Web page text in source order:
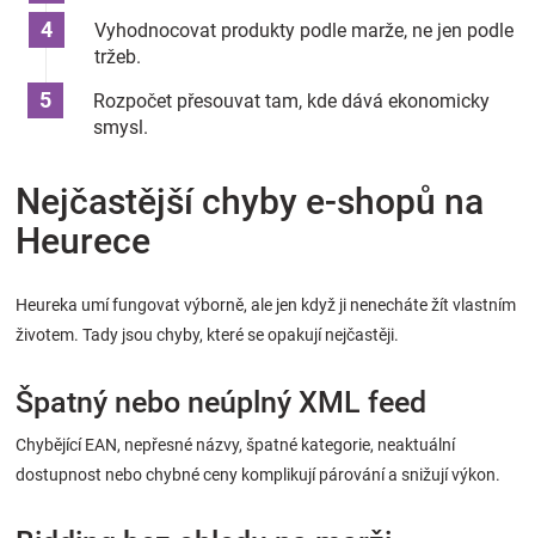
Vyhodnocovat produkty podle marže, ne jen podle
tržeb.
Rozpočet přesouvat tam, kde dává ekonomicky
smysl.
Nejčastější chyby e-shopů na
Heurece
Heureka umí fungovat výborně, ale jen když ji nenecháte žít vlastním
životem. Tady jsou chyby, které se opakují nejčastěji.
Špatný nebo neúplný XML feed
Chybějící EAN, nepřesné názvy, špatné kategorie, neaktuální
dostupnost nebo chybné ceny komplikují párování a snižují výkon.